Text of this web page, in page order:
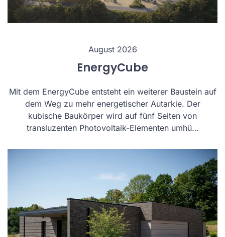
August 2026
EnergyCube
Mit dem EnergyCube entsteht ein weiterer Baustein auf
dem Weg zu mehr energetischer Autarkie. Der
kubische Baukörper wird auf fünf Seiten von
transluzenten Photovoltaik-Elementen umhü…